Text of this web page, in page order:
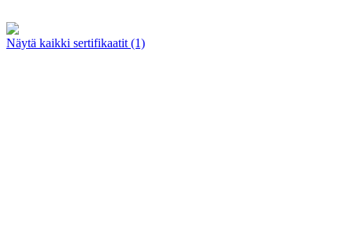
Näytä kaikki sertifikaatit (1)